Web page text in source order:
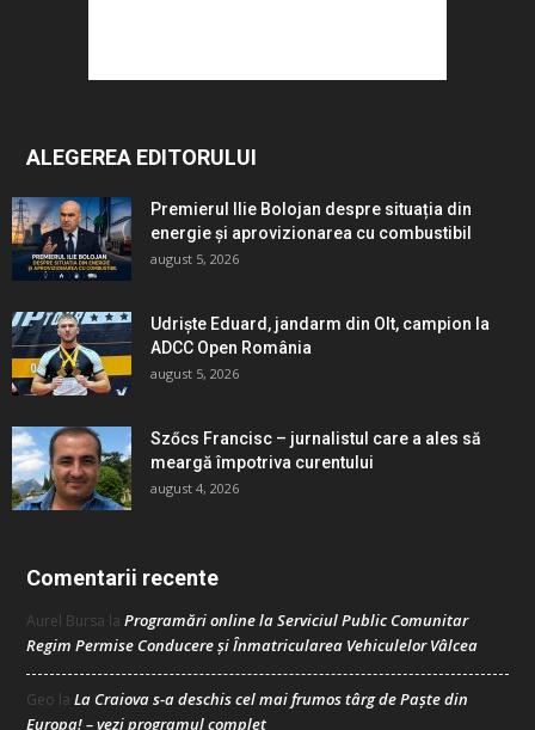
ALEGEREA EDITORULUI
Premierul Ilie Bolojan despre situația din
energie și aprovizionarea cu combustibil
august 5, 2026
Udriște Eduard, jandarm din Olt, campion la
ADCC Open România
august 5, 2026
Szőcs Francisc – jurnalistul care a ales să
meargă împotriva curentului
august 4, 2026
Comentarii recente
Aurel Bursa la Programări online la Serviciul Public Comunitar
Regim Permise Conducere şi Înmatricularea Vehiculelor Vâlcea
Geo la La Craiova s-a deschis cel mai frumos târg de Paște din
Europa! – vezi programul complet